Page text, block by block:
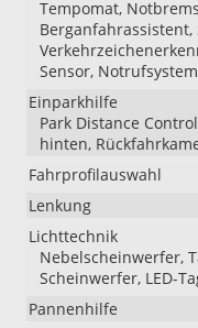
Tempomat,
Sensor,
Einparkhilfe
Park Distance
hinten,
Fahrprofilauswahl
Lenkung
Lichttechnik
Nebelscheinwerfer,
Scheinwerfer, LED-
Pannenhilfe